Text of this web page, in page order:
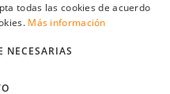
todas las cookies de acuerdo
Más información
NECESARIAS